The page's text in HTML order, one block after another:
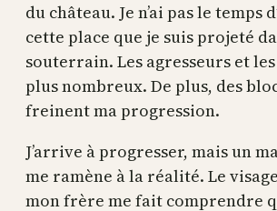
du château. Je n’ai pas le temps
cette place que je suis projeté
souterrain. Les agresseurs et
plus nombreux. De plus, des
freinent ma progression.
J’arrive à progresser, mais un
me ramène à la réalité. Le
mon frère me fait comprendre